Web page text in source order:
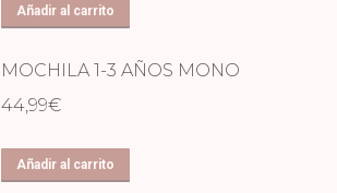
Añadir al carrito
MOCHILA 1-3 AÑOS MONO
44,99€
Añadir al carrito